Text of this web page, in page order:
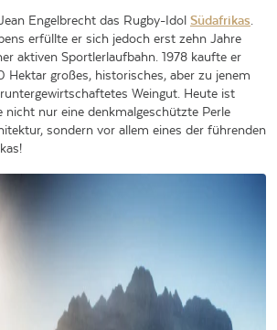
Engelbrecht das Rugby-Idol Südafrikas
erfüllte er sich jedoch erst zehn Jahre
aktiven Sportlerlaufbahn. 1978 kaufte er
Hektar großes, historisches, aber zu jenem
Weingut. Heute ist
nicht nur eine denkmalgeschützte Perle
sondern vor allem eines der führenden